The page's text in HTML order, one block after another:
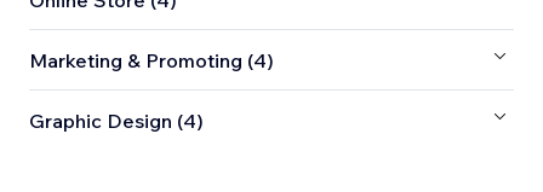
Marketing & Promoting (4)
Graphic Design (4)